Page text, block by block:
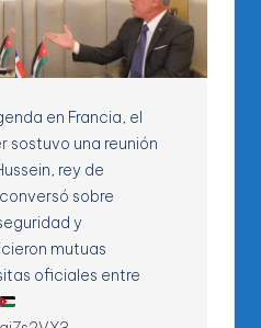
en Francia, el
sostuvo una reunión
rey de
sobre
y
mutuas
oficiales entre